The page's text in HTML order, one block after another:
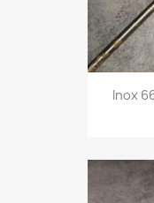
Inox